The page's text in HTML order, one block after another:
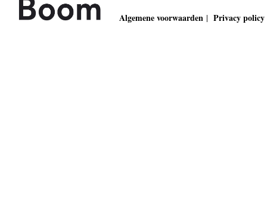
Algemene voorwaarden | Privacy policy